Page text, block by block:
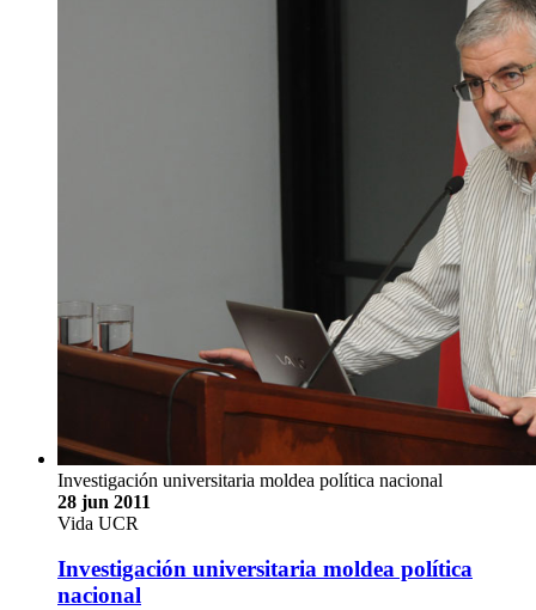
Investigación universitaria moldea política nacional
28 jun 2011
Vida UCR
Investigación universitaria moldea política
nacional